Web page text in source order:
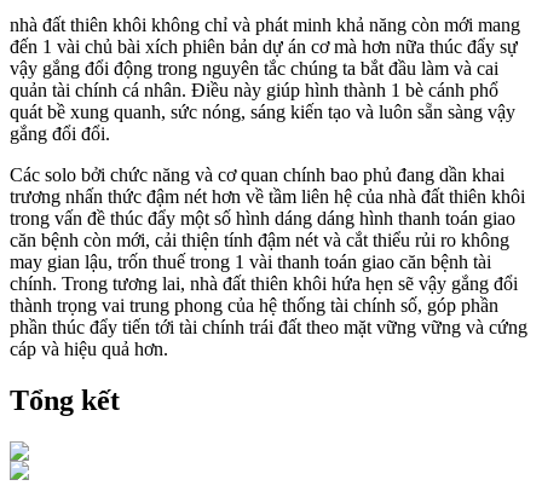
nhà đất thiên khôi không chỉ và phát minh khả năng còn mới mang
đến 1 vài chủ bài xích phiên bản dự án cơ mà hơn nữa thúc đẩy sự
vậy gắng đổi động trong nguyên tắc chúng ta bắt đầu làm và cai
quản tài chính cá nhân. Điều này giúp hình thành 1 bè cánh phổ
quát bề xung quanh, sức nóng, sáng kiến tạo và luôn sẵn sàng vậy
gắng đổi đổi.
Các solo bởi chức năng và cơ quan chính bao phủ đang dần khai
trương nhấn thức đậm nét hơn về tầm liên hệ của nhà đất thiên khôi
trong vấn đề thúc đẩy một số hình dáng dáng hình thanh toán giao
căn bệnh còn mới, cải thiện tính đậm nét và cắt thiểu rủi ro không
may gian lậu, trốn thuế trong 1 vài thanh toán giao căn bệnh tài
chính. Trong tương lai, nhà đất thiên khôi hứa hẹn sẽ vậy gắng đổi
thành trọng vai trung phong của hệ thống tài chính số, góp phần
phần thúc đẩy tiến tới tài chính trái đất theo mặt vững vững và cứng
cáp và hiệu quả hơn.
Tổng kết